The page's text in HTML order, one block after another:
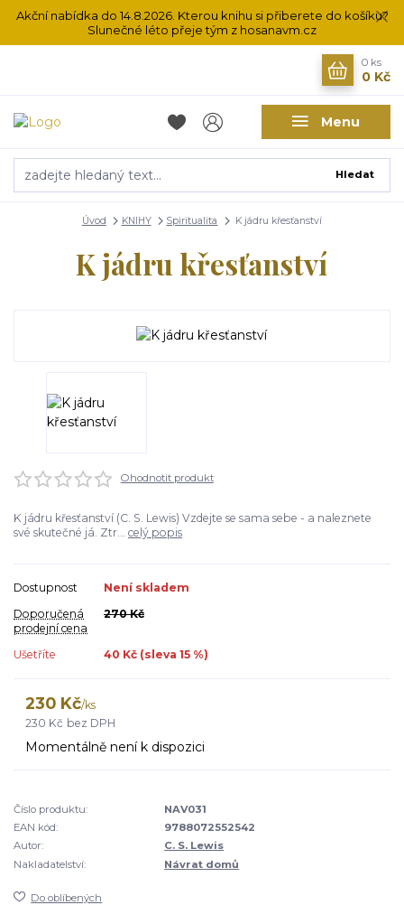
Akční nabídka do 14.8.2026. Kterou knihu si přiberete do košíku?
Slunečné léto přeje tým z hosanavm.cz
Menu
Hledat
0 ks
0 Kč
Úvod KNIHY Spiritualita K jádru křesťanství
K jádru křesťanství
Ohodnotit produkt
K jádru křesťanství (C. S. Lewis) Vzdejte se sama sebe - a naleznete
své skutečné já. Ztr... celý popis
Dostupnost
Není skladem
Doporučená
prodejní cena
270 Kč
Ušetříte 40 Kč (sleva 15 %)
230 Kč/ks
230 Kč bez DPH
Momentálně není k dispozici
Číslo produktu:
NAV031
EAN kód:
9788072552542
Autor:
C. S. Lewis
Nakladatelství:
Návrat domů
Do oblíbených